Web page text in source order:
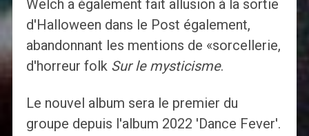
Welch a également fait allusion à la sortie
d'Halloween dans le Post également,
abandonnant les mentions de «sorcellerie,
d'horreur folk Sur le mysticisme.
Le nouvel album sera le premier du
groupe depuis l'album 2022 'Dance Fever'.